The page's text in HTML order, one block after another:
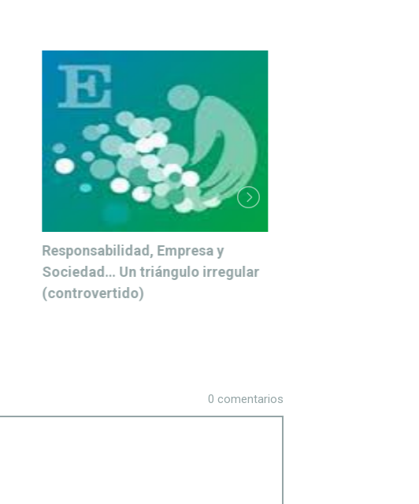
Responsabilidad, Empresa y
Sociedad… Un triángulo irregular
(controvertido)
0 comentarios